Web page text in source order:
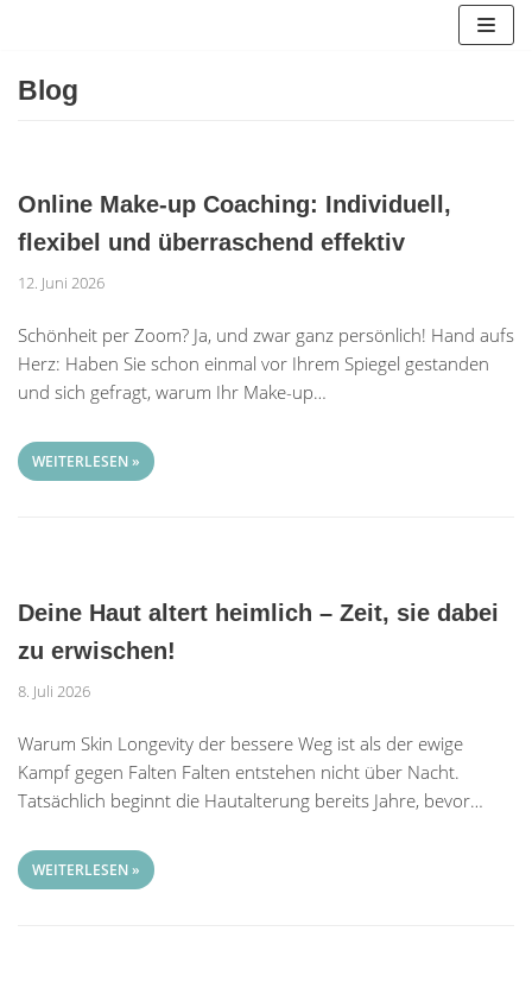
springen
Blog
Online Make-up Coaching: Individuell,
flexibel und überraschend effektiv
12. Juni 2026
Schönheit per Zoom? Ja, und zwar ganz persönlich! Hand aufs
Herz: Haben Sie schon einmal vor Ihrem Spiegel gestanden
und sich gefragt, warum Ihr Make-up…
WEITERLESEN »
Deine Haut altert heimlich – Zeit, sie dabei
zu erwischen!
8. Juli 2026
Warum Skin Longevity der bessere Weg ist als der ewige
Kampf gegen Falten Falten entstehen nicht über Nacht.
Tatsächlich beginnt die Hautalterung bereits Jahre, bevor…
WEITERLESEN »